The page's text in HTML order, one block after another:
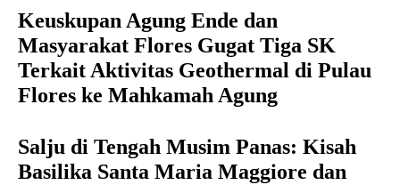
Keuskupan Agung Ende dan
Masyarakat Flores Gugat Tiga SK
Terkait Aktivitas Geothermal di Pulau
Flores ke Mahkamah Agung
Salju di Tengah Musim Panas: Kisah
Basilika Santa Maria Maggiore dan